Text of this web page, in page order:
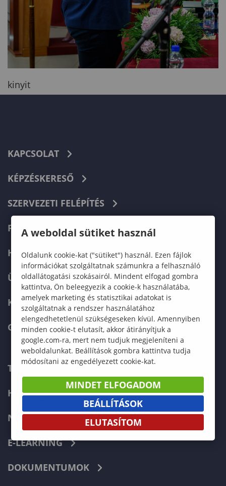
kinyit
KAPCSOLAT
KÉPZÉSKERESŐ
SZERVEZETI FELÉPÍTÉS
FELVÉTELIZŐKNEK
HALLGATÓKNAK
ÜZLETI PARTNEREKNEK
KARRIER
GREEN UNIVERSITY
TELEFONKÖNYV
HIBABEJELENTÉS
NEPTUN
E-LEARNING
DOKUMENTUMOK
A weboldal sütiket használ
Oldalunk cookie-kat ("sütiket") használ. Ezen fájlok
információkat szolgáltatnak számunkra a felhasználó
oldallátogatási szokásairól. Mindent elfogad gombra
kattintva, Ön beleegyezik a cookie-k használatába,
amelyek marketing és statisztikai adatokat is
szolgáltatnak a rendszer használatához
elengedhetetlenül szükségeseken kívül. Amennyiben
minden cookie-t elutasít, akkor átirányítjuk a
google.com-ra, mert nem tudjuk megjeleníteni a
weboldalunkat. Beállítások gombra kattintva tudja
módosítani az engedélyezett cookie-kat.
MINDET ELFOGADOM
BEÁLLÍTÁSOK
ELUTASÍTOM